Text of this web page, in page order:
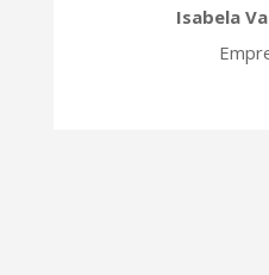
Isabela